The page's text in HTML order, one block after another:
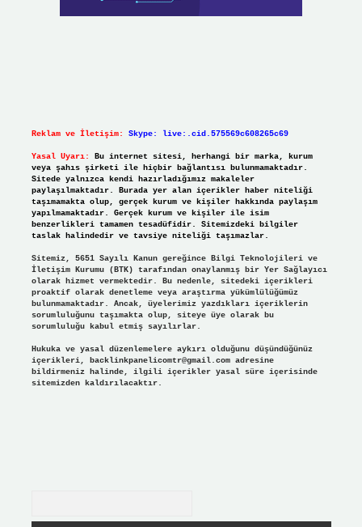
Reklam ve İletişim: Skype: live:.cid.575569c608265c69
Yasal Uyarı:
Bu internet sitesi, herhangi bir marka, kurum
veya şahıs şirketi ile hiçbir bağlantısı bulunmamaktadır.
Sitede yalnızca kendi hazırladığımız makaleler
paylaşılmaktadır. Burada yer alan içerikler haber niteliği
taşımamakta olup, gerçek kurum ve kişiler hakkında paylaşım
yapılmamaktadır. Gerçek kurum ve kişiler ile isim
benzerlikleri tamamen tesadüfidir. Sitemizdeki bilgiler
taslak halindedir ve tavsiye niteliği taşımazlar.
Sitemiz, 5651 Sayılı Kanun gereğince Bilgi Teknolojileri ve
İletişim Kurumu (BTK) tarafından onaylanmış bir Yer Sağlayıcı
olarak hizmet vermektedir. Bu nedenle, sitedeki içerikleri
proaktif olarak denetleme veya araştırma yükümlülüğümüz
bulunmamaktadır. Ancak, üyelerimiz yazdıkları içeriklerin
sorumluluğunu taşımakta olup, siteye üye olarak bu
sorumluluğu kabul etmiş sayılırlar.
Hukuka ve yasal düzenlemelere aykırı olduğunu düşündüğünüz
içerikleri, backlinkpanelicomtr@gmail.comadresine
bildirmeniz halinde, ilgili içerikler yasal süre içerisinde
sitemizden kaldırılacaktır.